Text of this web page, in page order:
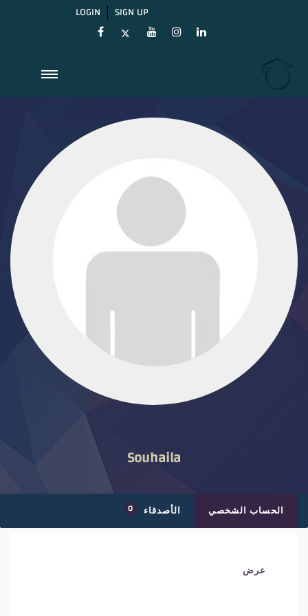
LOGIN SIGN UP
Souhaila
الحساب الشخصي الأصدقاء 0
عرض